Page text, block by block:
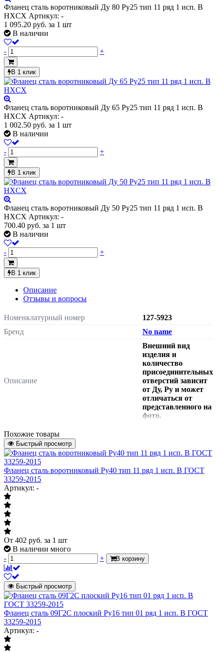
Фланец сталь воротниковый Ду 80 Ру25 тип 11 ряд 1 исп. B
HXCX Артикул: -
1 095.20 руб. за 1 шт
В наличии
- +
В 1 клик
Фланец сталь воротниковый Ду 65 Ру25 тип 11 ряд 1 исп. B
HXCX Артикул: -
1 002.50 руб. за 1 шт
В наличии
- +
В 1 клик
Фланец сталь воротниковый Ду 50 Ру25 тип 11 ряд 1 исп. B
HXCX Артикул: -
700.40 руб. за 1 шт
В наличии
- +
В 1 клик
Описание
Отзывы и вопросы
Номенклатурный номер
127-5923
Бренд
No name
Описание
Внешний вид
изделия и
количество
присоединительных
отверстий зависит
от Ду, Ру и может
отличаться от
представленного на
фото.
Материал
Тип
Давление условное
25
Масса нетто
2.58 кг
Страна происхождения
Штрих-код на одну ТМЦ
Область применения
трубопроводов,
присоединительных
приборов,
патрубков,
аппаратов и
резервуаров.
Диаметр условный, мм
Диаметр условный, мм
Похожие товары
Быстрый просмотр
Фланец сталь воротниковый Ру40 тип 11 ряд 1 исп. B ГОСТ
33259-2015
Артикул: -
От 402 руб. за 1 шт
В наличии много
-
+ В корзину
Быстрый просмотр
Фланец сталь 09Г2С плоский Ру16 тип 01 ряд 1 исп. B ГОСТ
33259-2015
Артикул: -